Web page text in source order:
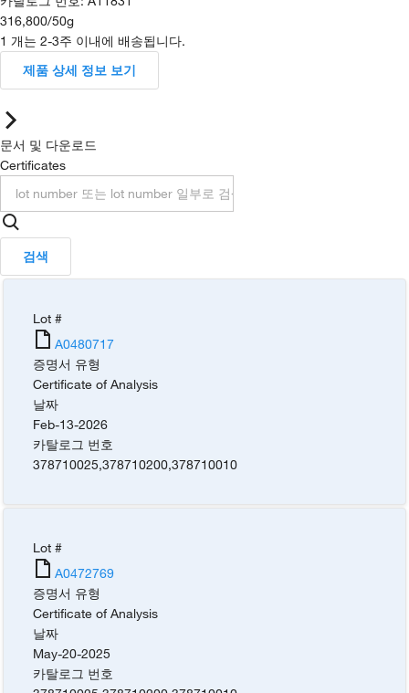
316,800/50g
1 개는 2-3주 이내에 배송됩니다.
제품 상세 정보 보기
문서 및 다운로드
Certificates
검색
Lot #
A0480717
증명서 유형
Certificate of Analysis
날짜
Feb-13-2026
카탈로그 번호
378710025,378710200,378710010
Lot #
A0472769
증명서 유형
Certificate of Analysis
날짜
May-20-2025
카탈로그 번호